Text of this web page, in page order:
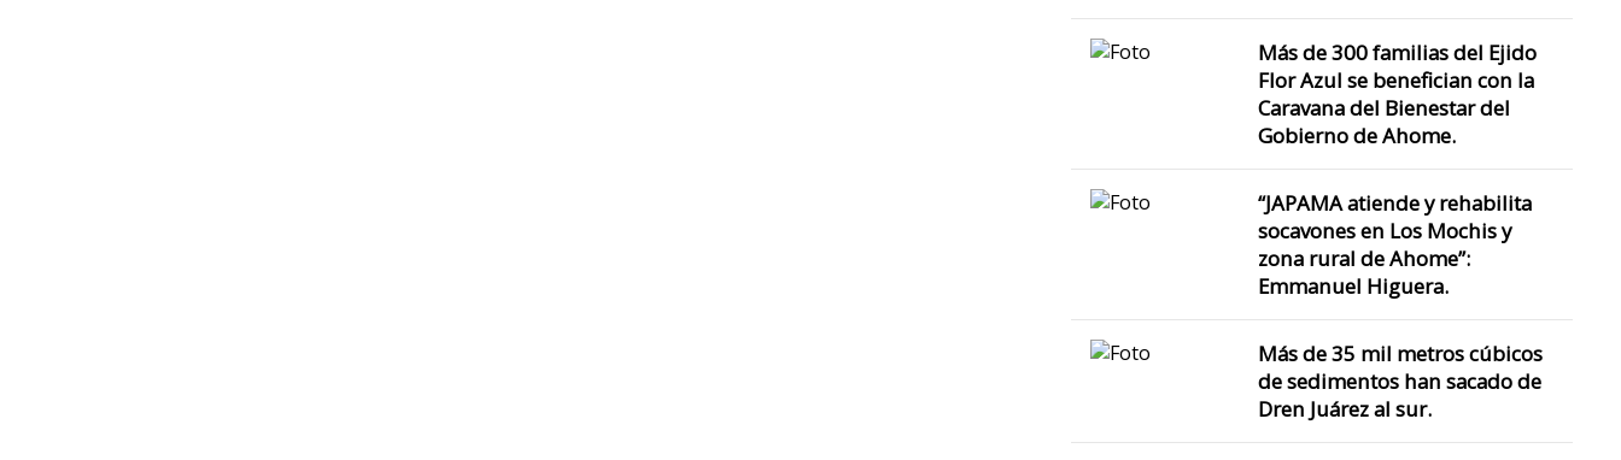
Más de 300 familias del Ejido
Flor Azul se benefician con la
Caravana del Bienestar del
Gobierno de Ahome.
“JAPAMA atiende y rehabilita
socavones en Los Mochis y
zona rural de Ahome”:
Emmanuel Higuera.
Más de 35 mil metros cúbicos
de sedimentos han sacado de
Dren Juárez al sur.